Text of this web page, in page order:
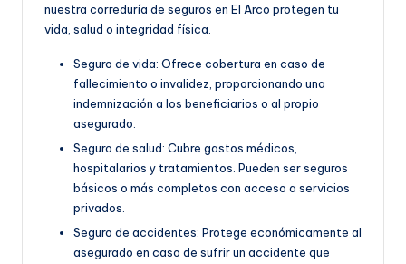
nuestra correduría de seguros en El Arco protegen tu
vida, salud o integridad física.
Seguro de vida: Ofrece cobertura en caso de
fallecimiento o invalidez, proporcionando una
indemnización a los beneficiarios o al propio
asegurado.
Seguro de salud: Cubre gastos médicos,
hospitalarios y tratamientos. Pueden ser seguros
básicos o más completos con acceso a servicios
privados.
Seguro de accidentes: Protege económicamente al
asegurado en caso de sufrir un accidente que